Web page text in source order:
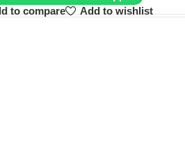
to compare
Add to wishlist